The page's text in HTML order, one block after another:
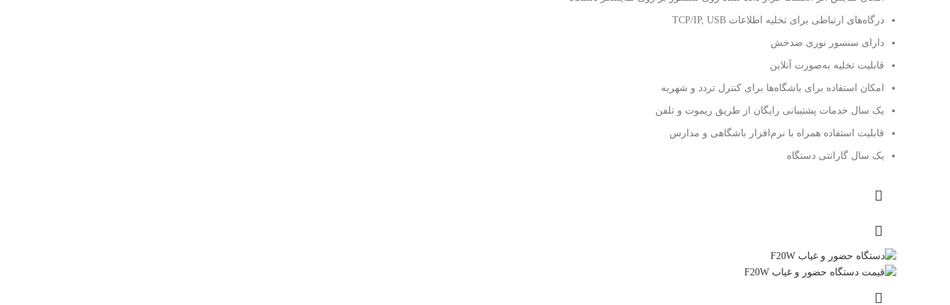
درگاه‌های ارتباطی برای تخلیه اطلاعات TCP/IP, USB
دارای سنسور نوری ضدخش
قابلیت تخلیه به‌صورت آنلاین
امکان استفاده برای باشگاه‌ها برای کنترل تردد و شهریه
یک سال خدمات پشتیبانی رایگان از طریق ریموت و تلفن
قابلیت استفاده همراه با نرم‌افزار باشگاهی و مدارس
یک سال گارانتی دستگاه